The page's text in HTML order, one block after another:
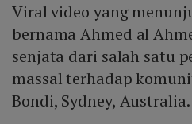
Viral video yang
bernama Ahmed al
senjata dari salah satu
massal terhadap
Bondi, Sydney, Australia.